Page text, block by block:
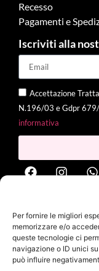
Per fornire le migliori
memorizzare e/o
queste tecnologie ci
navigazione o ID unici
può influire
Recesso
Pagamenti e
Iscriviti alla
Accettazione
N.196/03 e Gdpr
informativa